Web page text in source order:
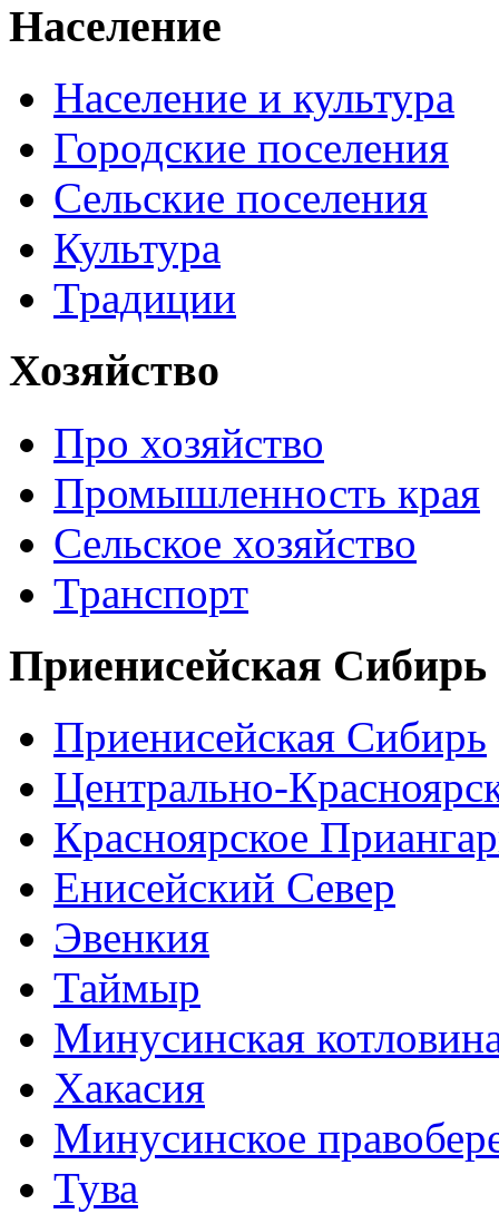
Население
Население и культура
Городские поселения
Сельские поселения
Культура
Традиции
Хозяйство
Про хозяйство
Промышленность края
Сельское хозяйство
Транспорт
Приенисейская Сибирь
Приенисейская Сибирь
Центрально-
Красноярское
Енисейский Север
Эвенкия
Таймыр
Минусинская
Хакасия
Минусинское
Тува